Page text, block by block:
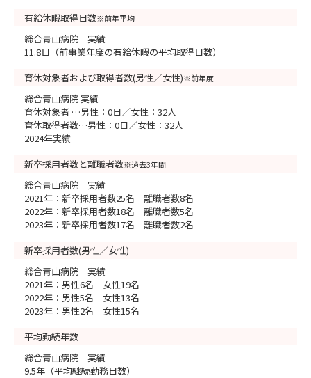
有給休暇取得日数※前年平均
総合青山病院 実績
11.8日（前事業年度の有給休暇の平均取得日数）
育休対象者および取得者数(男性／女性)※前年度
総合青山病院 実績
育休対象者 …男性：0日／女性：32人
育休取得者数…男性：0日／女性：32人
2024年実績
新卒採用者数と離職者数※過去3年間
総合青山病院 実績
2021年：新卒採用者数25名 離職者数8名
2022年：新卒採用者数18名 離職者数5名
2023年：新卒採用者数17名 離職者数2名
新卒採用者数(男性／女性)
総合青山病院 実績
2021年：男性6名 女性19名
2022年：男性5名 女性13名
2023年：男性2名 女性15名
平均勤続年数
総合青山病院 実績
9.5年（平均継続勤務日数）